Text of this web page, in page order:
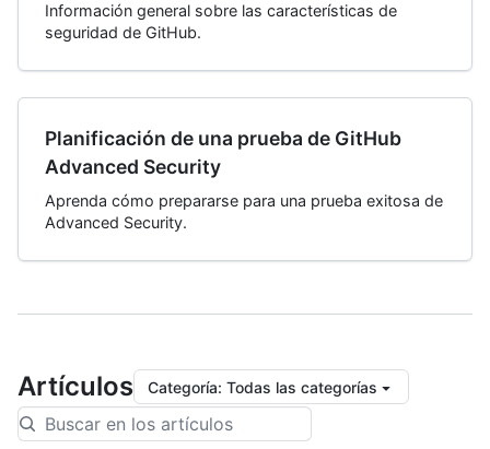
Información general sobre las características de
seguridad de GitHub.
Planificación de una prueba de GitHub
Advanced Security
Aprenda cómo prepararse para una prueba exitosa de
Advanced Security.
Artículos Categoría: Todas las categorías